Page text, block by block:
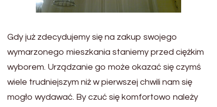
Gdy już zdecydujemy się na zakup swojego
wymarzonego mieszkania staniemy przed ciężkim
wyborem. Urządzanie go może okazać się czymś
wiele trudniejszym niż w pierwszej chwili nam się
mogło wydawać. By czuć się komfortowo należy